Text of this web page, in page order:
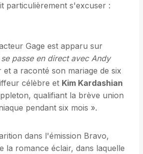
particulièrement s'excuser :
Gage est apparu sur
passe en direct avec Andy
a raconté son mariage de six
célèbre et Kim Kardashian
qualifiant la brève union
pendant six mois ».
dans l'émission Bravo,
la romance éclair, dans laquelle